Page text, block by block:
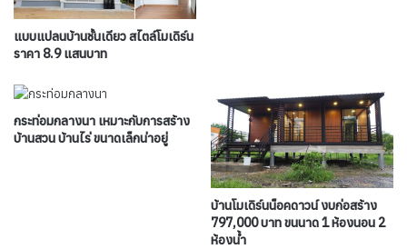
แบบแปลนบ้านชั้นเดียว สไตล์โมเดิร์น
ราคา 8.9 แสนบาท
กระท่อมกลางนา เหมาะกับการสร้าง
บ้านสวน บ้านไร่ ขนาดเล็กน่าอยู่
บ้านโมเดิร์นน็อคดาวน์ งบก่อสร้าง
797,000 บาท ขนนาด 1 ห้องนอน 2
ห้องน้ำ